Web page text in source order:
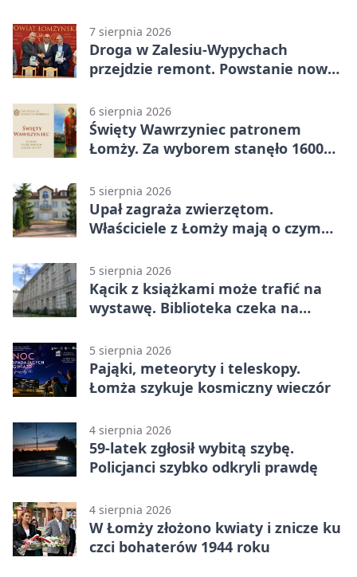
7 sierpnia 2026
Droga w Zalesiu-Wypychach
przejdzie remont. Powstanie nowa
6 sierpnia 2026
Święty Wawrzyniec patronem
Łomży. Za wyborem stanęło 1600
5 sierpnia 2026
Upał zagraża zwierzętom.
Właściciele z Łomży mają o czym
5 sierpnia 2026
Kącik z książkami może trafić na
wystawę. Biblioteka czeka na
5 sierpnia 2026
Pająki, meteoryty i teleskopy.
Łomża szykuje kosmiczny wieczór
4 sierpnia 2026
59-latek zgłosił wybitą szybę.
Policjanci szybko odkryli prawdę
4 sierpnia 2026
W Łomży złożono kwiaty i znicze ku
czci bohaterów 1944 roku